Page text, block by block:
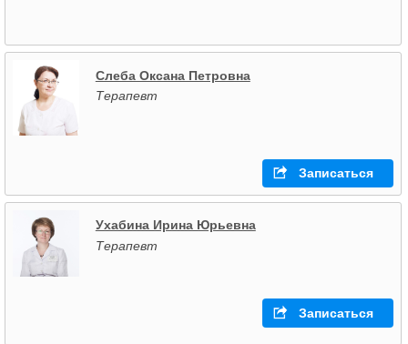
Слеба Оксана Петровна
Терапевт
Записаться
Ухабина Ирина Юрьевна
Терапевт
Записаться